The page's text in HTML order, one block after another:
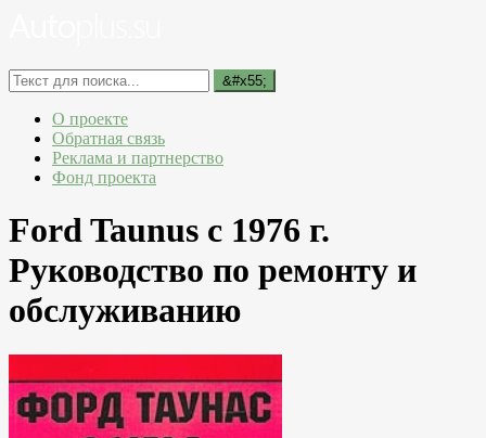
О проекте
Обратная связь
Реклама и партнерство
Фонд проекта
Ford Taunus с 1976 г.
Руководство по ремонту и
обслуживанию